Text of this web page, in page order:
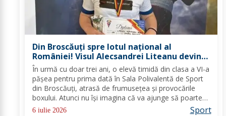
Din Broscăuți spre lotul național al
României! Visul Alecsandrei Liteanu devine
realitate
În urmă cu doar trei ani, o elevă timidă din clasa a VI-a
pășea pentru prima dată în Sala Polivalentă de Sport
din Broscăuți, atrasă de frumusețea și provocările
boxului. Atunci nu își imagina că va ajunge să poarte
tricoul României și să se pregătească alături de cei
6 iulie 2026 Sport